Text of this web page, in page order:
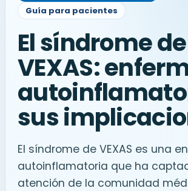
Guía para pacientes
El síndrome de
VEXAS:
sus
El síndrome de VEXAS es una
autoinflamatoria que ha
atención de la comunidad